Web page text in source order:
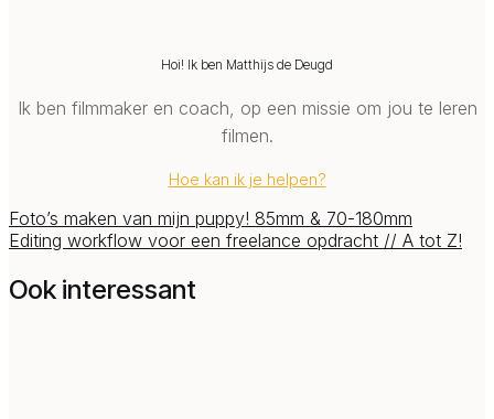
Hoi! Ik ben Matthijs de Deugd
Ik ben filmmaker en coach, op een missie om jou te leren
filmen.
Hoe kan ik je helpen?
Foto’s maken van mijn puppy! 85mm & 70-180mm
Editing workflow voor een freelance opdracht // A tot Z!
Ook interessant